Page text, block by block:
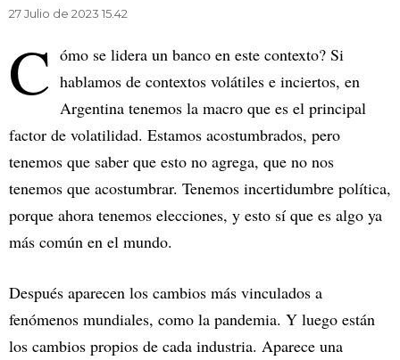
27 Julio de 2023 15.42
C ómo se lidera un banco en este contexto? Si
hablamos de contextos volátiles e inciertos, en
Argentina tenemos la macro que es el principal
factor de volatilidad. Estamos acostumbrados, pero
tenemos que saber que esto no agrega, que no nos
tenemos que acostumbrar. Tenemos incertidumbre política,
porque ahora tenemos elecciones, y esto sí que es algo ya
más común en el mundo.
Después aparecen los cambios más vinculados a
fenómenos mundiales, como la pandemia. Y luego están
los cambios propios de cada industria. Aparece una